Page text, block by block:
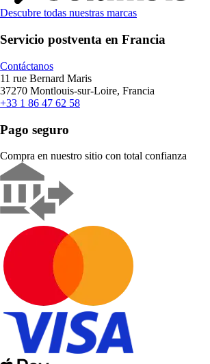
Descubre todas nuestras marcas
Servicio postventa en Francia
Contáctanos
11 rue Bernard Maris
37270 Montlouis-sur-Loire, Francia
+33 1 86 47 62 58
Pago seguro
Compra en nuestro sitio con total confianza